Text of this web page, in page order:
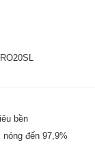
bền
đến 97,9%